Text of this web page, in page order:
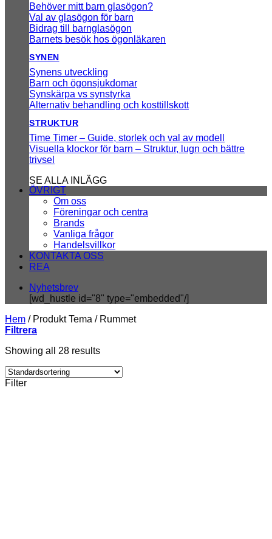
Behöver mitt barn glasögon?
Val av glasögon för barn
Bidrag till barnglasögon
Barnets besök hos ögonläkaren
SYNEN
Synens utveckling
Barn och ögonsjukdomar
Synskärpa vs synstyrka
Alternativ behandling och kosttillskott
STRUKTUR
Time Timer – Guide, storlek och val av modell
Visuella klockor för barn – Struktur, lugn och bättre
trivsel
SE ALLA INLÄGG
ÖVRIGT
Om oss
Föreningar och centra
Brands
Vanliga frågor
Handelsvillkor
KONTAKTA OSS
REA
Nyhetsbrev
[wd_hustle id="8" type="embedded"/]
Hem /Produkt Tema /Rummet
Filtrera
Showing all 28 results
Filter